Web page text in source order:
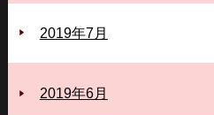
2019年7月
2019年6月